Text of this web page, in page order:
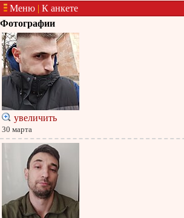
Меню | К анкете
Фотографии
увеличить
30 марта